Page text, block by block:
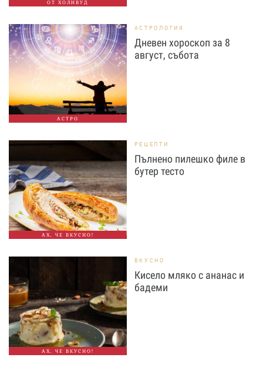
ОТ ХОЛИВУД
АСТРО
АСТРОЛОГИЯ
Дневен хороскоп за 8
август, събота
АХ, ЧЕ ВКУСНО!
РЕЦЕПТИ
Пълнено пилешко филе в
бутер тесто
АХ, ЧЕ ВКУСНО!
ВКУСНО
Кисело мляко с ананас и
бадеми